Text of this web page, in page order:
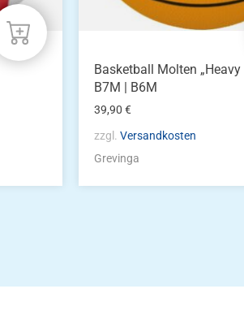
gewählt
Basketball Molten „Heavy
B7M | B6M
39,90€
zzgl.Versandkosten
Grevinga